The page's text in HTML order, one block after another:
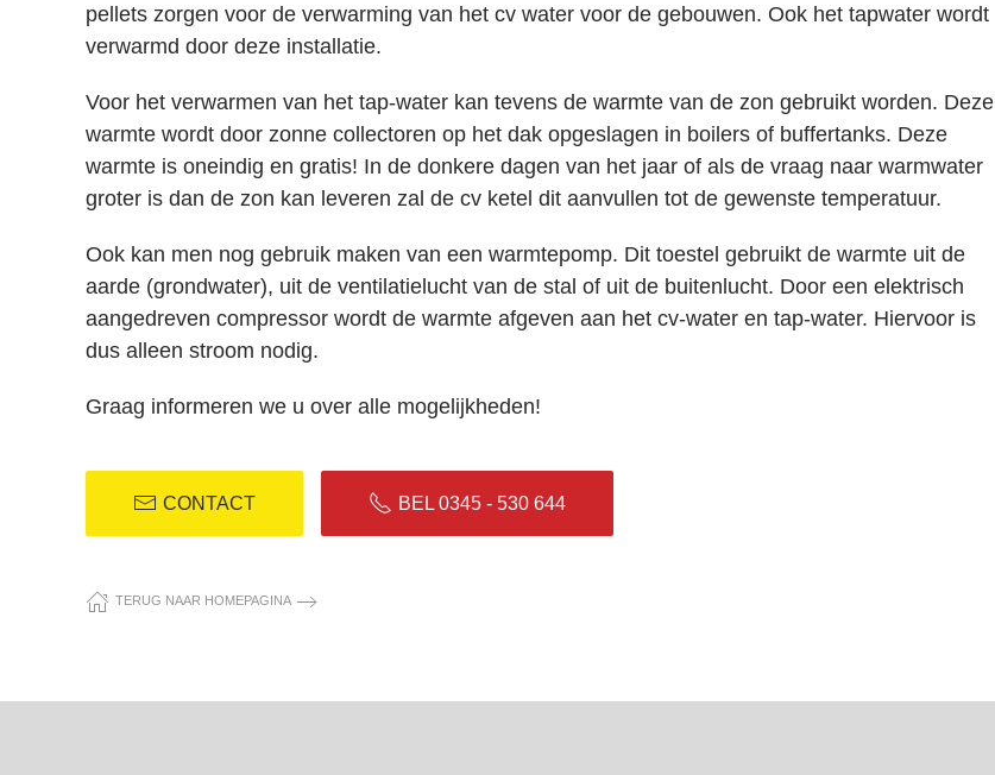
pellets zorgen voor de verwarming van het cv water voor de gebouwen. Ook het tapwater wordt
verwarmd door deze installatie.
Voor het verwarmen van het tap-water kan tevens de warmte van de zon gebruikt worden. Deze
warmte wordt door zonne collectoren op het dak opgeslagen in boilers of buffertanks. Deze
warmte is oneindig en gratis! In de donkere dagen van het jaar of als de vraag naar warmwater
groter is dan de zon kan leveren zal de cv ketel dit aanvullen tot de gewenste temperatuur.
Ook kan men nog gebruik maken van een warmtepomp. Dit toestel gebruikt de warmte uit de
aarde (grondwater), uit de ventilatielucht van de stal of uit de buitenlucht. Door een elektrisch
aangedreven compressor wordt de warmte afgeven aan het cv-water en tap-water. Hiervoor is
dus alleen stroom nodig.
Graag informeren we u over alle mogelijkheden!
CONTACT BEL 0345 - 530 644
TERUG NAAR HOMEPAGINA